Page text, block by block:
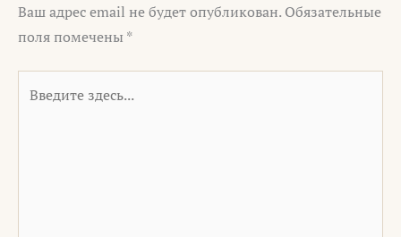
Ваш адрес email не будет опубликован. Обязательные
поля помечены *
здесь...